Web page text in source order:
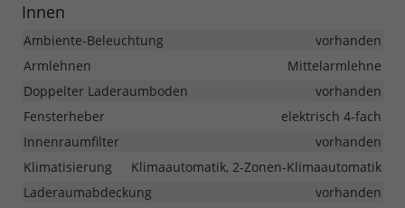
Innen
Ambiente-Beleuchtung
vorhanden
Armlehnen
Mittelarmlehne
Doppelter Laderaumboden
vorhanden
Fensterheber
elektrisch 4-fach
Innenraumfilter
vorhanden
Klimatisierung
Klimaautomatik, 2-Zonen-Klimaautomatik
Laderaumabdeckung
vorhanden